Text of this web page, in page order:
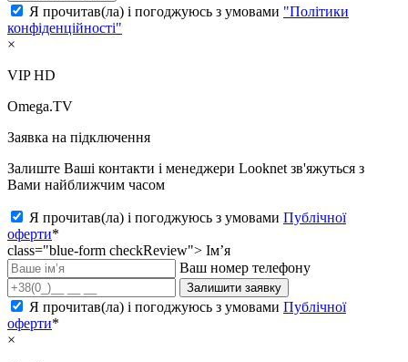
Я прочитав(ла) і погоджуюсь з умовами "Політики
конфіденційності"
×
VIP HD
Omega.TV
Заявка на підключення
Залиште Ваші контакти і менеджери Looknet зв'яжуться з
Вами найближчим часом
Я прочитав(ла) і погоджуюсь з умовами Публічної
оферти*
class="blue-form checkReview"> Ім’я
Ваш номер телефону
Залишити заявку
Я прочитав(ла) і погоджуюсь з умовами Публічної
оферти*
×